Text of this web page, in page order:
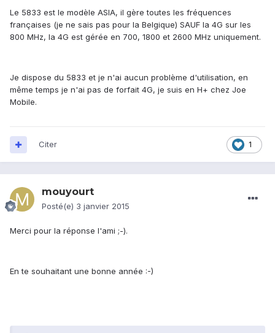
Le 5833 est le modèle ASIA, il gère toutes les fréquences
françaises (je ne sais pas pour la Belgique) SAUF la 4G sur les
800 MHz, la 4G est gérée en 700, 1800 et 2600 MHz uniquement.
Je dispose du 5833 et je n'ai aucun problème d'utilisation, en
même temps je n'ai pas de forfait 4G, je suis en H+ chez Joe
Mobile.
1
Citer
mouyourt
Posté(e) 3 janvier 2015
Merci pour la réponse l'ami ;-).
En te souhaitant une bonne année :-)